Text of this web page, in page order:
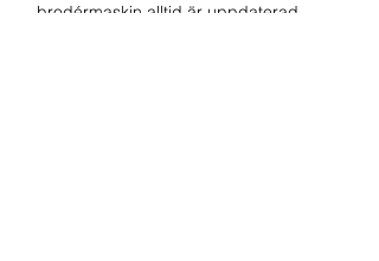
brodérmaskin alltid är uppdaterad.